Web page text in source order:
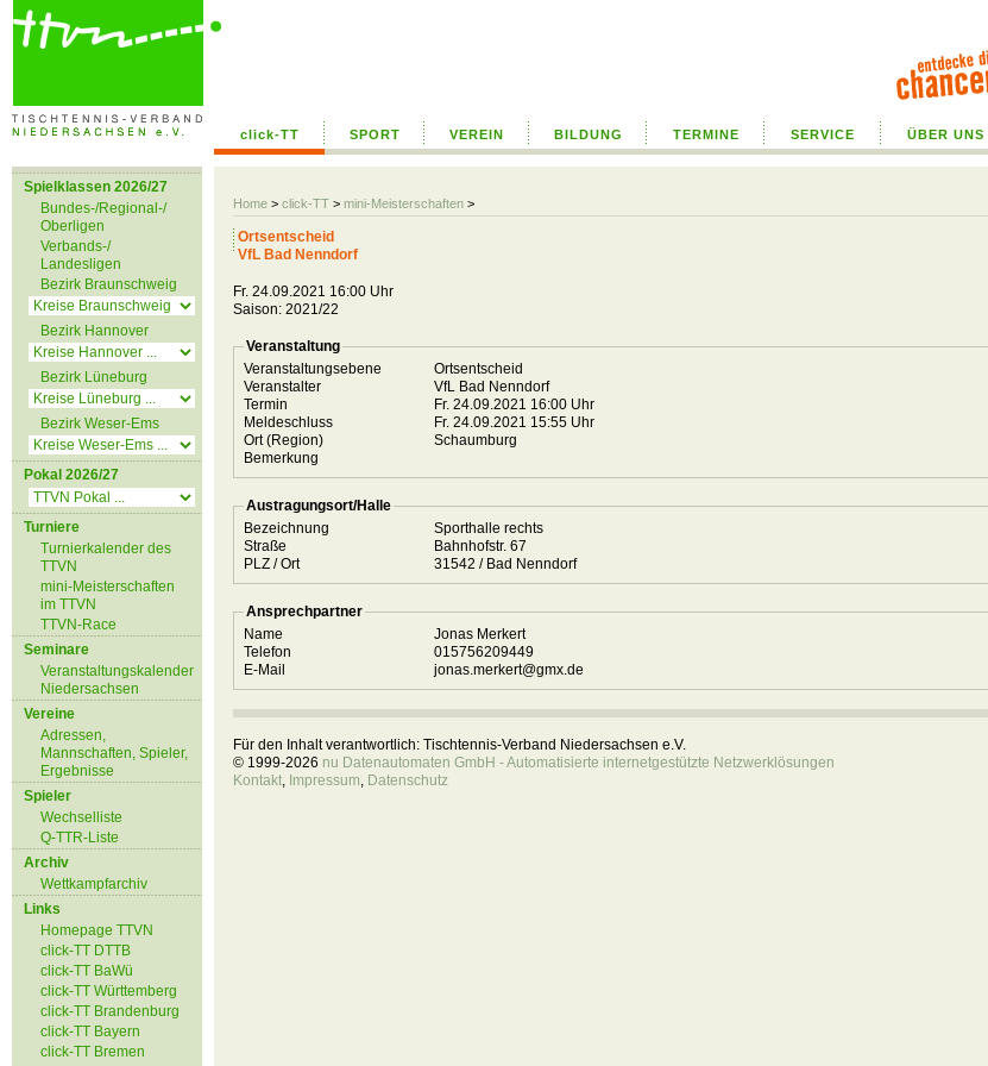
click-TT SPORT VEREIN BILDUNG TERMINE SERVICE ÜBER UNS
Home > click-TT > mini-Meisterschaften >
Spielklassen 2026/27
Bundes-/Regional-/
Oberligen
Verbands-/
Landesligen
Bezirk Braunschweig
Bezirk Hannover
Bezirk Lüneburg
Bezirk Weser-Ems
Pokal 2026/27
Turniere
Turnierkalender des
TTVN
mini-Meisterschaften
im TTVN
TTVN-Race
Seminare
Veranstaltungskalender
Niedersachsen
Vereine
Adressen,
Mannschaften, Spieler,
Ergebnisse
Spieler
Wechselliste
Q-TTR-Liste
Archiv
Wettkampfarchiv
Links
Homepage TTVN
click-TT DTTB
click-TT BaWü
click-TT Württemberg
click-TT Brandenburg
click-TT Bayern
click-TT Bremen
Ortsentscheid
VfL Bad Nenndorf
Fr. 24.09.2021 16:00 Uhr
Saison: 2021/22
Veranstaltung
Veranstaltungsebene
Ortsentscheid
Veranstalter
VfL Bad Nenndorf
Termin
Fr. 24.09.2021 16:00 Uhr
Meldeschluss
Fr. 24.09.2021 15:55 Uhr
Ort (Region)
Schaumburg
Bemerkung
Austragungsort/Halle
Bezeichnung
Sporthalle rechts
Straße
Bahnhofstr. 67
PLZ / Ort
31542 / Bad Nenndorf
Ansprechpartner
Name
Jonas Merkert
Telefon
015756209449
E-Mail
jonas.merkert@gmx.de
Für den Inhalt verantwortlich: Tischtennis-Verband Niedersachsen e.V.
© 1999-2026 nu Datenautomaten GmbH - Automatisierte internetgestützte Netzwerklösungen
Kontakt, Impressum, Datenschutz